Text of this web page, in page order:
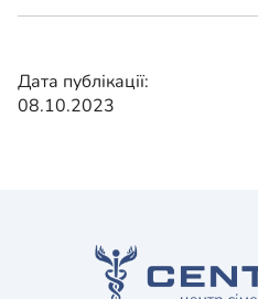
Дата публікації:
08.10.2023